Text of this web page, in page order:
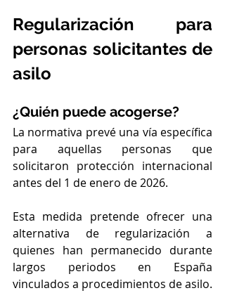
Regularización para
personas solicitantes de
asilo
¿Quién puede acogerse?
La normativa prevé una vía específica
para aquellas personas que
solicitaron protección internacional
antes del 1 de enero de 2026.
Esta medida pretende ofrecer una
alternativa de regularización a
quienes han permanecido durante
largos periodos en España
vinculados a procedimientos de asilo.